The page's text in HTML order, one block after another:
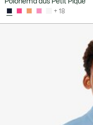
Polohemd aus Petit Piqué
+ 18